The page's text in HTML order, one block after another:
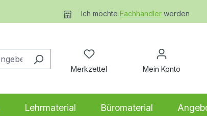
Ich möchteFachhändlerwerden
Du hast 0 Produkte auf
Merkzettel Mein Konto
Lehrmaterial Büromaterial